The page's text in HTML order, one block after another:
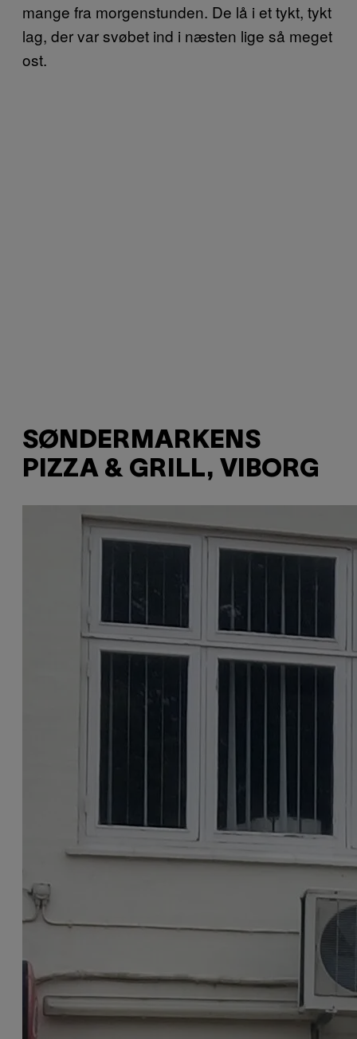
mange fra morgenstunden. De lå i et tykt, tykt
lag, der var svøbet ind i næsten lige så meget
ost.
SØNDERMARKENS
PIZZA & GRILL, VIBORG